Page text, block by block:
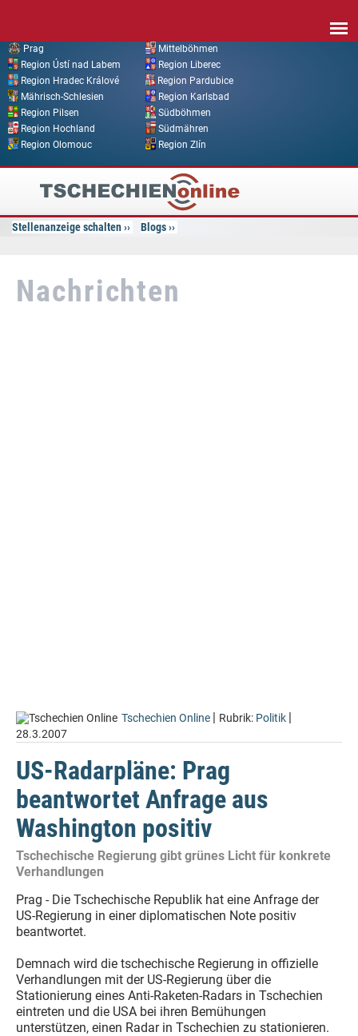
Prag
Mittelböhmen
Region Ústí nad Labem
Region Liberec
Region Hradec Králové
Region Pardubice
Mährisch-Schlesien
Region Karlsbad
Region Pilsen
Südböhmen
Region Hochland
Südmähren
Region Olomouc
Region Zlín
Tschechien
Online
Stellenanzeige schalten Blogs
Nachrichten
Tschechien Online | Rubrik: Politik |
28.3.2007
US-Radarpläne: Prag
beantwortet Anfrage aus
Washington positiv
Tschechische Regierung gibt grünes Licht für konkrete
Verhandlungen
Prag - Die Tschechische Republik hat eine Anfrage der
US-Regierung in einer diplomatischen Note positiv
beantwortet.
Demnach wird die tschechische Regierung in offizielle
Verhandlungen mit der US-Regierung über die
Stationierung eines Anti-Raketen-Radars in Tschechien
eintreten und die USA bei ihren Bemühungen
unterstützen, einen Radar in Tschechien zu stationieren.